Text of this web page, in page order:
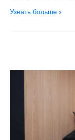
Узнать больше